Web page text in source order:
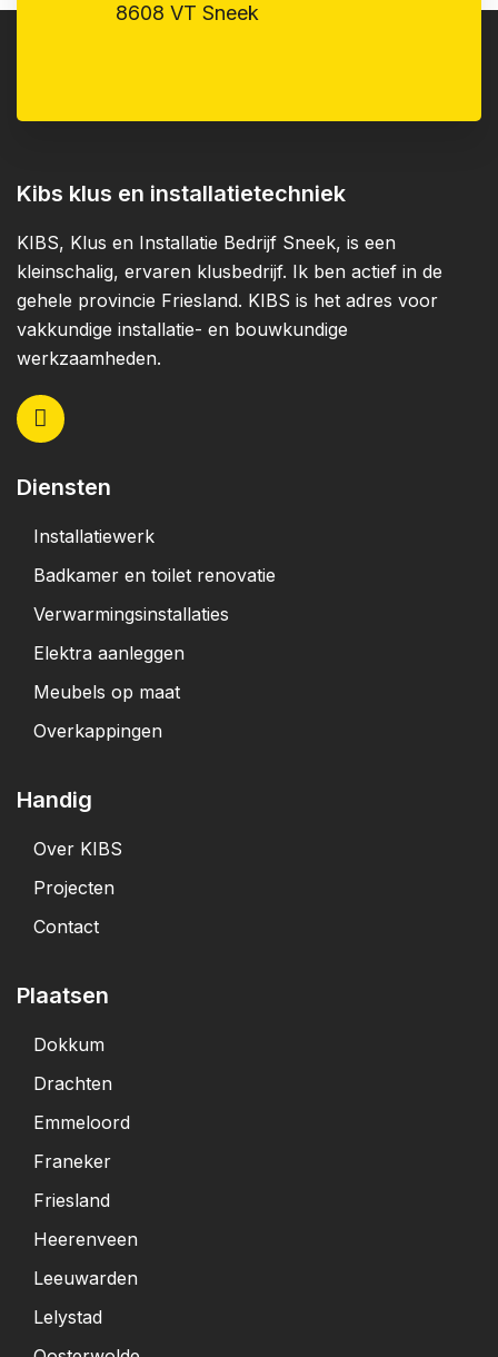
8608 VT Sneek
Kibs klus en installatietechniek
KIBS, Klus en Installatie Bedrijf Sneek, is een
kleinschalig, ervaren klusbedrijf. Ik ben actief in de
gehele provincie Friesland. KIBS is het adres voor
vakkundige installatie- en bouwkundige
werkzaamheden.
Diensten
Installatiewerk
Badkamer en toilet renovatie
Verwarmingsinstallaties
Elektra aanleggen
Meubels op maat
Overkappingen
Handig
Over KIBS
Projecten
Contact
Plaatsen
Dokkum
Drachten
Emmeloord
Franeker
Friesland
Heerenveen
Leeuwarden
Lelystad